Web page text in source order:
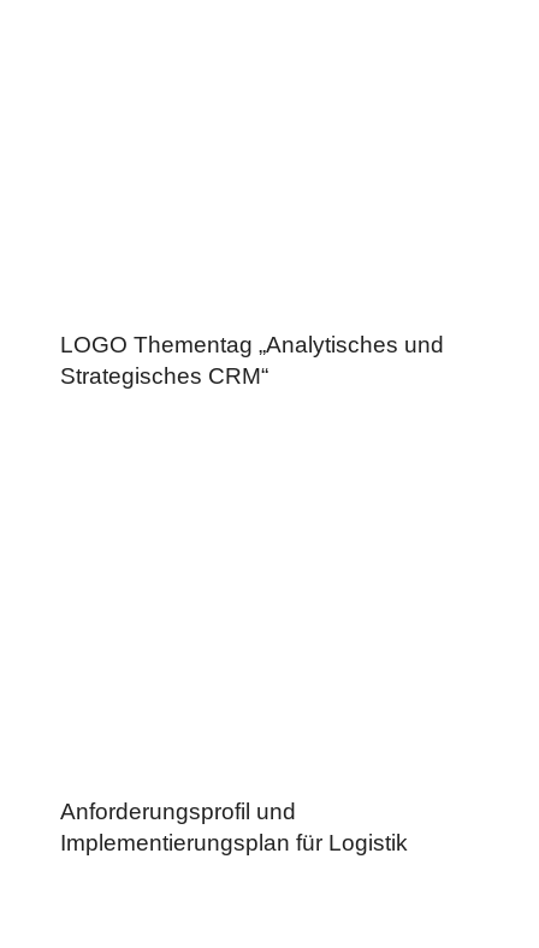
LOGO Thementag „Analytisches und
Strategisches CRM“
Anforderungsprofil und
Implementierungsplan für Logistik